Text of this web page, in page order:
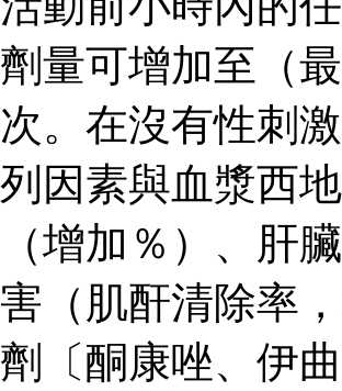
劑量可增加至（
次。在沒有性刺
列因素與血漿西
（增加％）、肝
害（肌酐清除率
劑〔酮康唑、伊